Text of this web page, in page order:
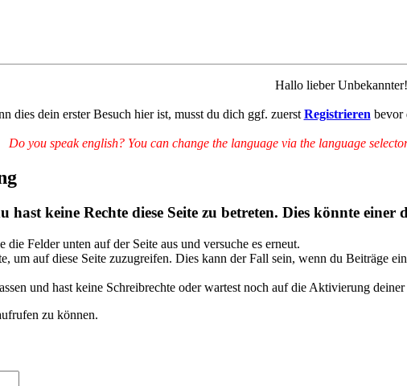
Hallo lieber Unbekannter!
dies dein erster Besuch hier ist, musst du dich ggf. zuerst Registrieren bevor
Do you speak english? You can change the language via the language
keine Rechte diese Seite zu betreten. Dies könnte einer
Felder unten auf der Seite aus und versuche es erneut.
um auf diese Seite zuzugreifen. Dies kann der Fall sein, wenn du Beiträge
und hast keine Schreibrechte oder wartest noch auf die Aktivierung
zu können.